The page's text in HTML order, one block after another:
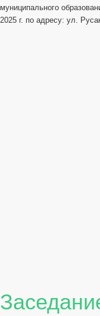
муниципального
2025 г. по адресу: ул.